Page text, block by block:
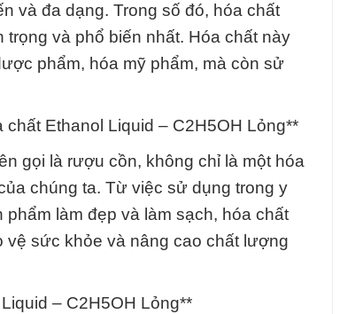
và đa dạng. Trong số đó, hóa chất
và phổ biến nhất. Hóa chất này
phẩm, hóa mỹ phẩm, mà còn sử
Ethanol Liquid – C2H5OH Lỏng**
gọi là rượu cồn, không chỉ là một hóa
chúng ta. Từ việc sử dụng trong y
làm đẹp và làm sạch, hóa chất
vệ sức khỏe và nâng cao chất lượng
– C2H5OH Lỏng**